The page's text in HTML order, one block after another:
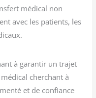
médical non
avec les patients, les
à garantir un trajet
cherchant à
et de confiance